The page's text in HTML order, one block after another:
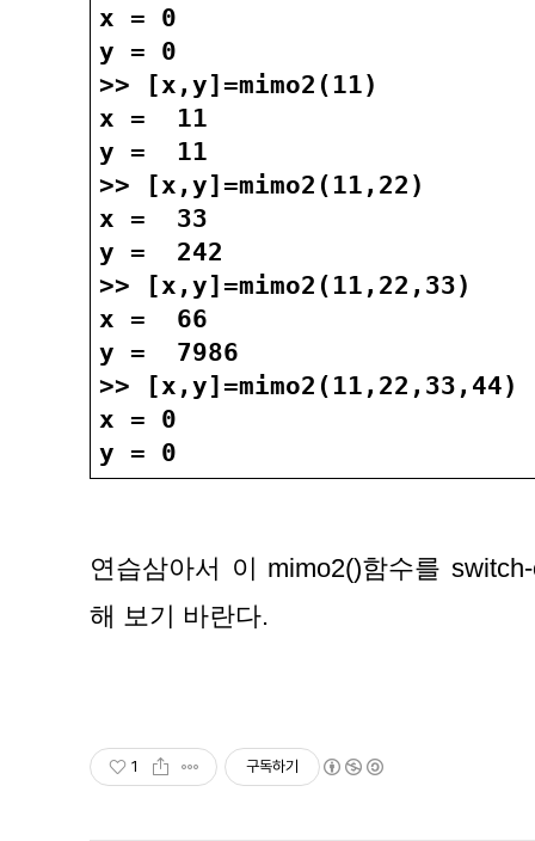
x = 0
y = 0
>> [x,y]=mimo2(11)
x =  11
y =  11
>> [x,y]=mimo2(11,22)
x =  33
y =  242
>> [x,y]=mimo2(11,22,33)
x =  66
y =  7986
>> [x,y]=mimo2(11,22,33,44)
x = 0
y = 0
연습삼아서 이 mimo2()함수를
해 보기 바란다.
1 구독하기